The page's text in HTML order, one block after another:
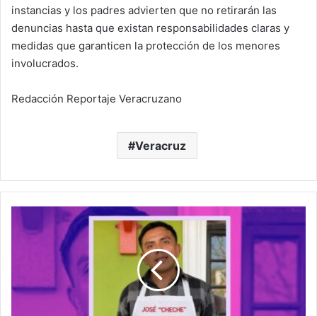
instancias y los padres advierten que no retirarán las
denuncias hasta que existan responsabilidades claras y
medidas que garanticen la protección de los menores
involucrados.
Redacción Reportaje Veracruzano
Veracruz
lágrimas
papanteco